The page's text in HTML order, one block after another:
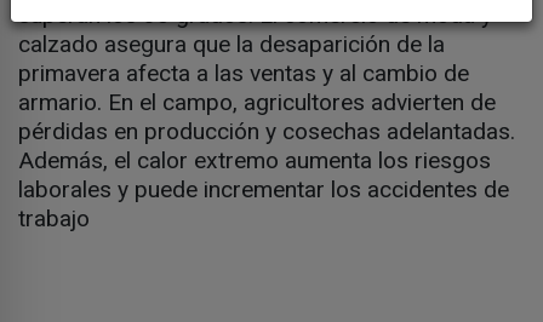
superan los 30 grados. El comercio de moda y
calzado asegura que la desaparición de la
primavera afecta a las ventas y al cambio de
armario. En el campo, agricultores advierten de
pérdidas en producción y cosechas adelantadas.
Además, el calor extremo aumenta los riesgos
laborales y puede incrementar los accidentes de
trabajo